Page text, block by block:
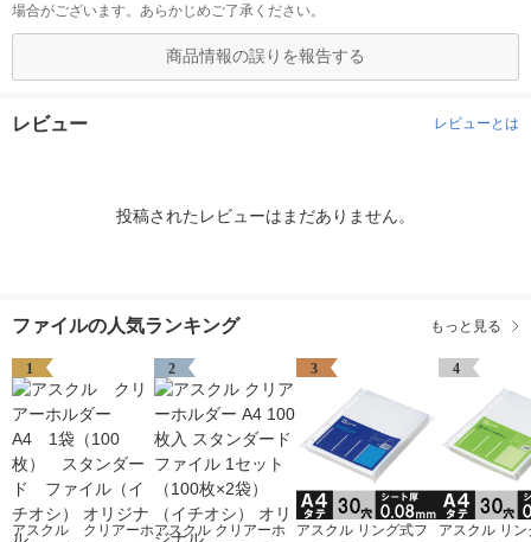
場合がございます。あらかじめご了承ください。
商品情報の誤りを報告する
レビュー レビューとは
投稿されたレビューはまだありません。
ファイルの人気ランキング もっと見る
1
アスクル クリアーホ
2
アスクル クリアーホ
3
アスクル リング式フ
4
アスクル リ